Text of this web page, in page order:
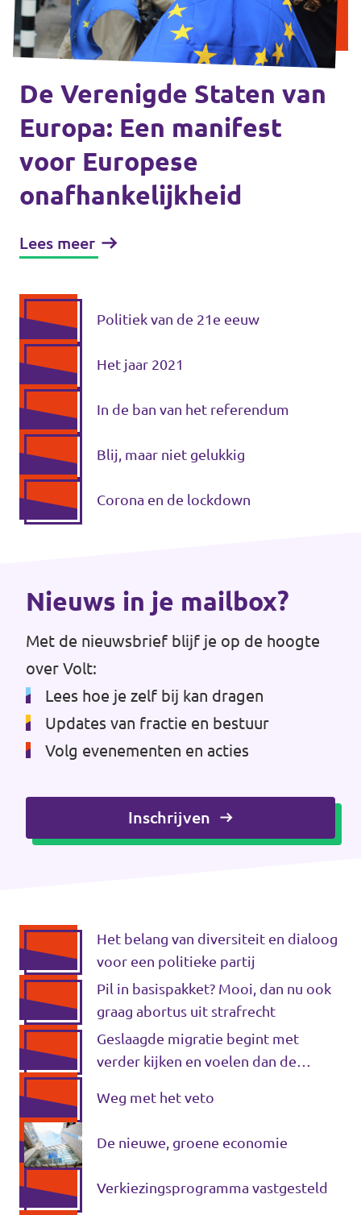
Volt Drenthe
Volt Fryslân
Volt Provincie Utrecht
...alle Volt provincies
Agenda
Doneer
Word lid
Word actief
Doneer
Werken bij Volt
Contact
Sprekersaanvraag
Volt There - Buitenlandstichting Volt
De Verenigde Staten van
Europa: Een manifest
voor Europese
onafhankelijkheid
Lees meer
Politiek van de 21e eeuw
Het jaar 2021
In de ban van het referendum
Blij, maar niet gelukkig
Corona en de lockdown
Het belang van diversiteit en dialoog
voor een politieke partij
Pil in basispakket? Mooi, dan nu ook
graag abortus uit strafrecht
Geslaagde migratie begint met
verder kijken en voelen dan de
Weg met het veto
De nieuwe, groene economie
Verkiezingsprogramma vastgesteld
Nieuws in je mailbox?
Met de nieuwsbrief blijf je op de hoogte
over Volt:
Lees hoe je zelf bij kan dragen
Updates van fractie en bestuur
Volg evenementen en acties
Inschrijven